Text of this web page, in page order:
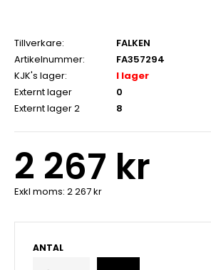
Tillverkare:
FALKEN
Artikelnummer:
FA357294
KJK's lager:
I lager
Externt lager
0
Externt lager 2
8
2 267 kr
Exkl moms: 2 267 kr
ANTAL